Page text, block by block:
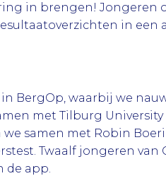
in brengen! Jongeren
in een
BergOp, waarbij we
met Tilburg
samen met Robin
Twaalf jongeren van
de app.